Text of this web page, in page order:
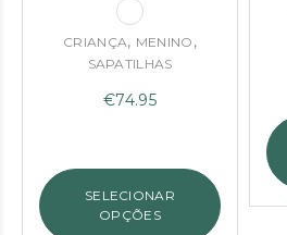
CRIANÇA, MENINO ,
SAPATILHAS
€74.95
SELECIONAR
OPÇÕES